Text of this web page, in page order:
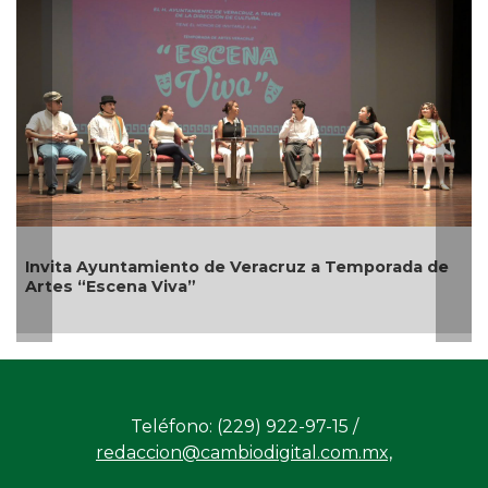
Ayuntamiento de Veracruz a Temporada de
“Escena Viva”